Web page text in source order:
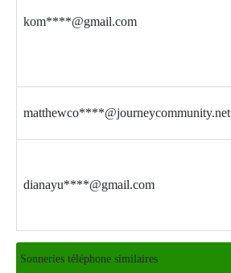
kom****@gmail.com
matthewco****@journeycommunity.net
dianayu****@gmail.com
Sonneries téléphone similaires